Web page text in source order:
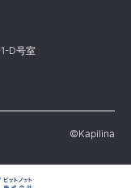
D号室
©Kapilina